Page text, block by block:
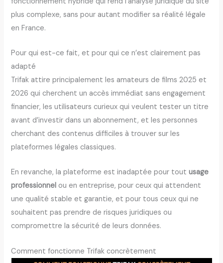
plus complexe, sans pour autant modifier sa réalité légale
en France.
Pour qui est-ce fait, et pour qui ce n’est clairement pas
adapté
Trifak attire principalement les amateurs de films 2025 et
2026 qui cherchent un accès immédiat sans engagement
financier, les utilisateurs curieux qui veulent tester un titre
avant d’investir dans un abonnement, et les personnes
cherchant des contenus difficiles à trouver sur les
plateformes légales classiques.
En revanche, la plateforme est inadaptée pour toutusage
professionnel ou en entreprise, pour ceux qui attendent
une qualité stable et garantie, et pour tous ceux qui ne
souhaitent pas prendre de risques juridiques ou
compromettre la sécurité de leurs données.
Comment fonctionne Trifak concrètement